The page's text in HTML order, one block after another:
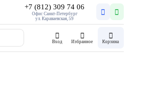
+7 (812) 309 74 06
Офис Санкт-Петербург
ул. Караваевская, 59
Вход Избранное Корзина